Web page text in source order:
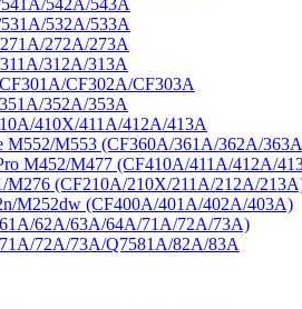
542A/543A
532A/533A
272A/273A
312A/313A
CF302A/CF303A
352A/353A
410X/411A/412A/413A
M552/M553 (CF360A/361A/362A/
M452/M477 (CF410A/411A/412A/
(CF210A/210X/211A/212A/
M252dw (CF400A/401A/402A/403A)
62A/63A/64A/71A/72A/73A)
72A/73A/Q7581A/82A/83A